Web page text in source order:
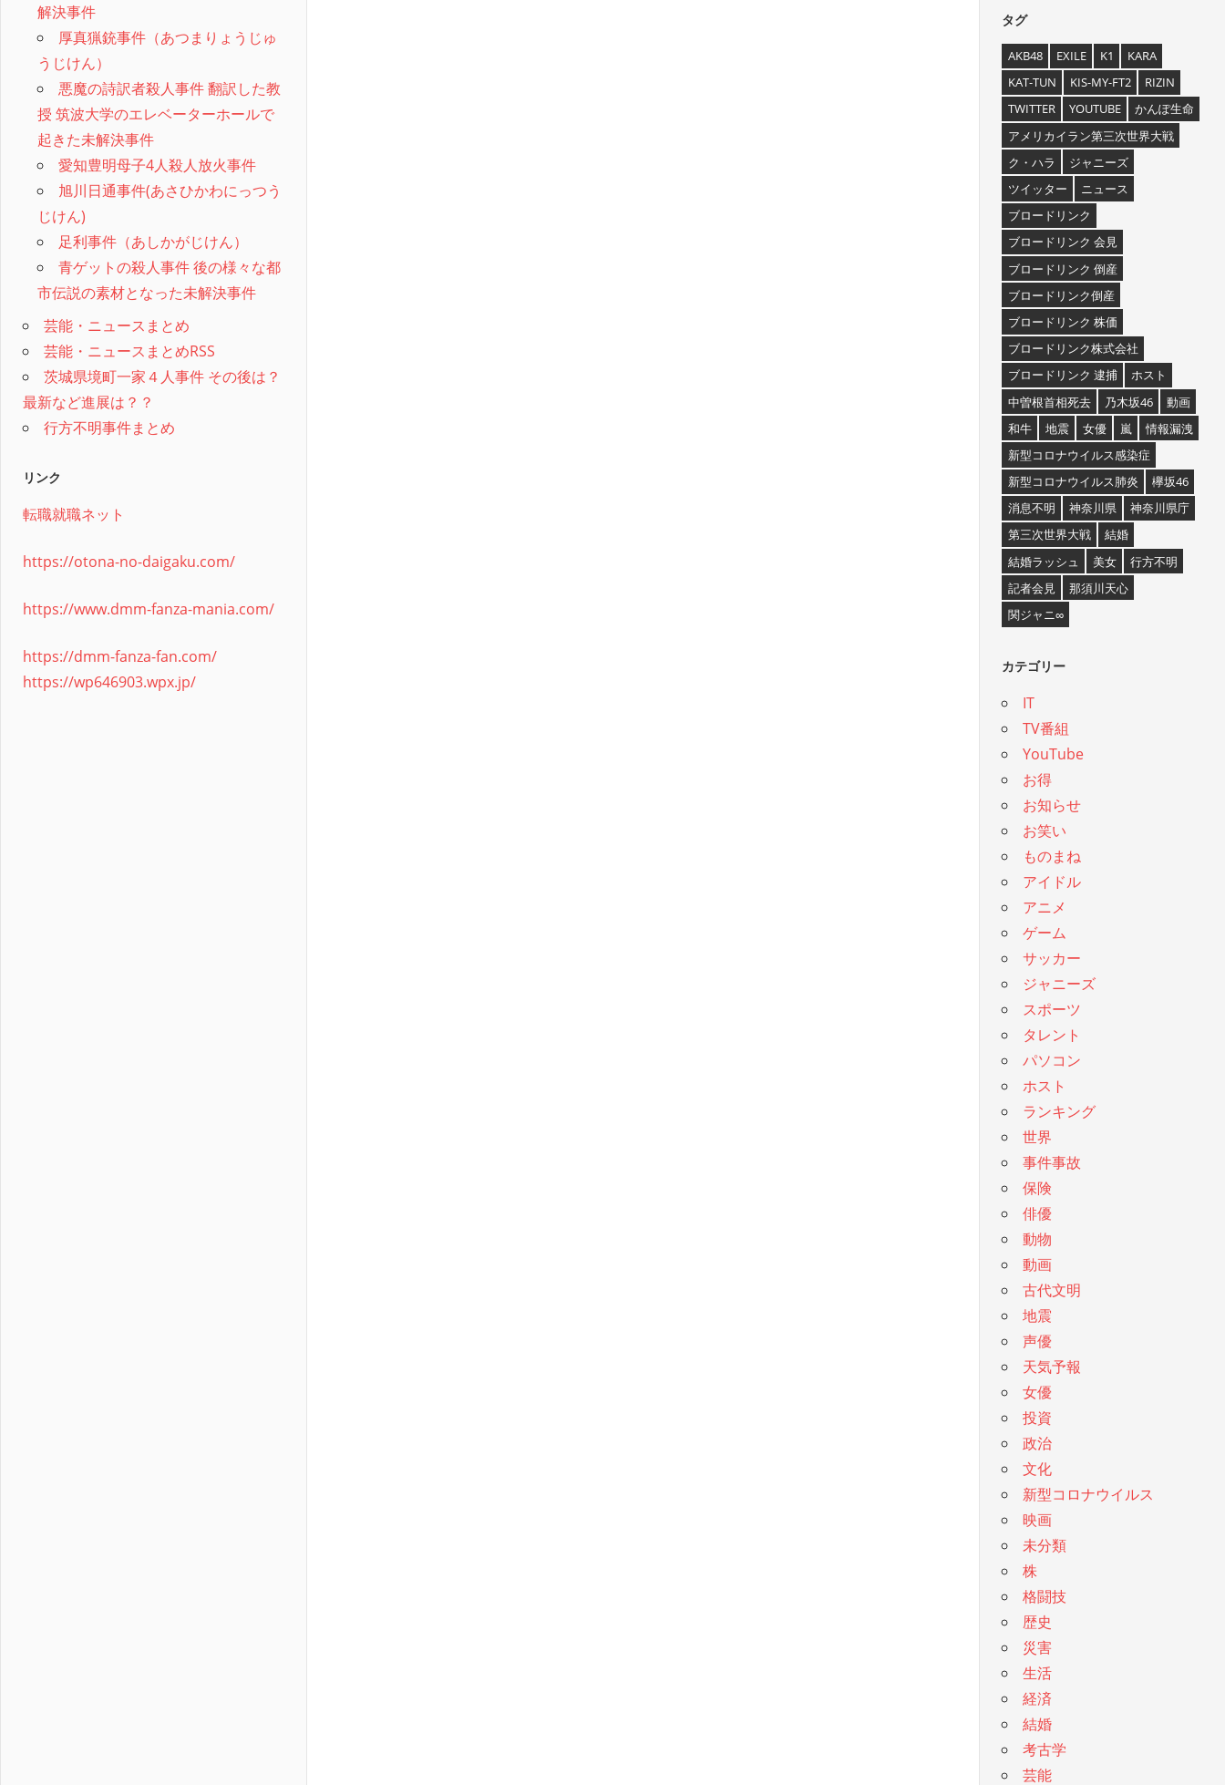
解決事件
厚真猟銃事件（あつまりょうじゅ
うじけん）
悪魔の詩訳者殺人事件 翻訳した教
授 筑波大学のエレベーターホールで
起きた未解決事件
愛知豊明母子4人殺人放火事件
旭川日通事件(あさひかわにっつう
じけん)
足利事件（あしかがじけん）
青ゲットの殺人事件 後の様々な都
市伝説の素材となった未解決事件
芸能・ニュースまとめ
芸能・ニュースまとめRSS
茨城県境町一家４人事件 その後は？
最新など進展は？？
行方不明事件まとめ
リンク
転職就職ネット
https://otona-no-daigaku.com/
https://www.dmm-fanza-mania.com/
https://dmm-fanza-fan.com/
https://wp646903.wpx.jp/
タグ
AKB48 EXILE K1
KARA
KAT-TUN
KIS-MY-FT2
RIZIN
TWITTER
YOUTUBE
かんぽ生命
アメリカイラン第三次世界大戦
ク・ハラ
ジャニーズ
ツイッター
ニュース
ブロードリンク
ブロードリンク 会見
ブロードリンク 倒産
ブロードリンク倒産
ブロードリンク 株価
ブロードリンク株式会社
ブロードリンク 逮捕
ホスト
中曽根首相死去
乃木坂46
動画
和牛
地震 女優 嵐
情報漏洩
新型コロナウイルス感染症
新型コロナウイルス肺炎
欅坂46
消息不明
神奈川県
神奈川県庁
第三次世界大戦
結婚
結婚ラッシュ
美女
行方不明
記者会見
那須川天心
関ジャニ∞
カテゴリー
IT
TV番組
YouTube
お得
お知らせ
お笑い
ものまね
アイドル
アニメ
ゲーム
サッカー
ジャニーズ
スポーツ
タレント
パソコン
ホスト
ランキング
世界
事件事故
保険
俳優
動物
動画
古代文明
地震
声優
天気予報
女優
投資
政治
文化
新型コロナウイルス
映画
未分類
株
格闘技
歴史
災害
生活
経済
結婚
考古学
芸能